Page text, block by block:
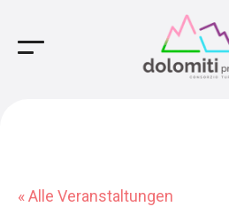
Main Navigation
« Alle Veranstaltungen